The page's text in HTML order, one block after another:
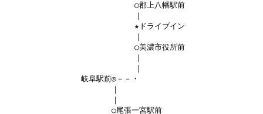
○郡上八幡駅前
｜
★ドライブイン
｜
○美濃市役所前
｜
｜
岐阜駅前◎－－・
｜
｜
○尾張一宮駅前